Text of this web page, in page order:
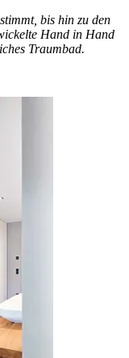
bis hin zu den
Hand in Hand
Traumbad.